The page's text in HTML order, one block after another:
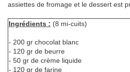
assiettes de fromage et le dessert est
Ingrédients : (8 mi-cuits)
- 200 gr chocolat blanc
- 120 gr de beurre
- 50 gr de crème liquide
- 120 gr de farine